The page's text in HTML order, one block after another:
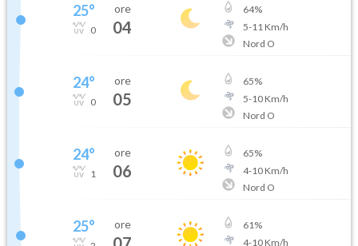
25°
0
ore
04
64%
5-11 Km/h
Nord O
24°
0
ore
05
65%
5-10Km/h
Nord O
24°
1
ore
06
65%
4-10Km/h
Nord O
25° ore 61%
4-10Km/h